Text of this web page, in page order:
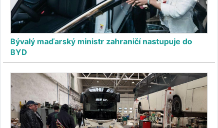
Bývalý maďarský ministr zahraničí nastupuje do
BYD